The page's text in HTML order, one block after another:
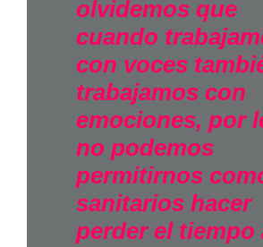
olvidemos que
cuando
con voces
trabajamos con
emociones, por
no podemos
permitirnos
sanitarios hacer
perder el tiempo